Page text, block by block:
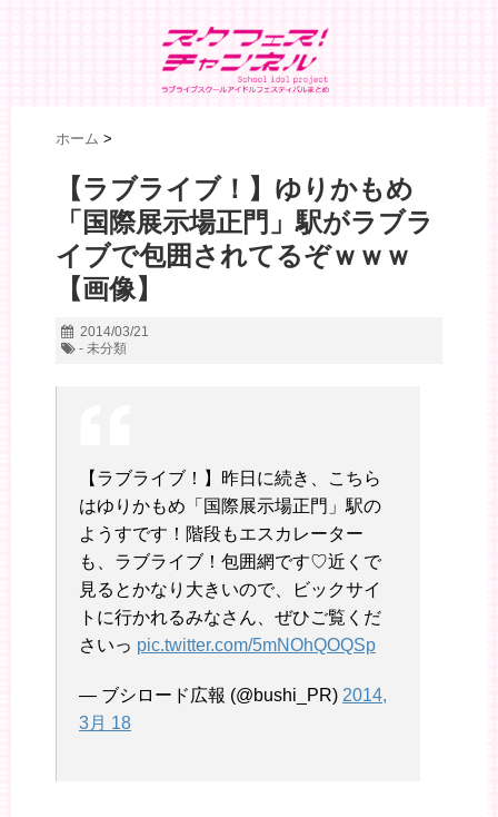
ホーム >
【ラブライブ！】ゆりかもめ
「国際展示場正門」駅がラブラ
イブで包囲されてるぞｗｗｗ
【画像】
2014/03/21
- 未分類
【ラブライブ！】昨日に続き、こちら
はゆりかもめ「国際展示場正門」駅の
ようすです！階段もエスカレーター
も、ラブライブ！包囲網です♡近くで
見るとかなり大きいので、ビックサイ
トに行かれるみなさん、ぜひご覧くだ
さいっ pic.twitter.com/5mNOhQOQSp
— ブシロード広報 (@bushi_PR) 2014,
3月 18